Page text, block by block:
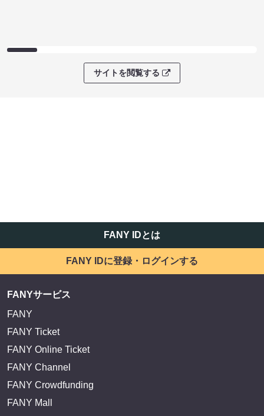
サイトを閲覧する
FANY IDとは
FANY IDに登録・ログインする
FANYサービス
FANY
FANY Ticket
FANY Online Ticket
FANY Channel
FANY Crowdfunding
FANY Mall